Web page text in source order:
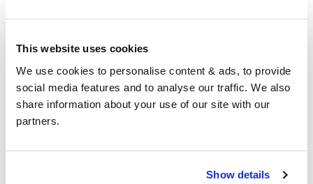
This website uses cookies
We use cookies to personalise content & ads, to provide
social media features and to analyse our traffic. We also
share information about your use of our site with our
partners.
Show details
Für dauerhafte
Qualität gemacht
auf unsere Betten und
Toller Service
und verkaufen sie direkt an
Kunden - zum bestmöglichen